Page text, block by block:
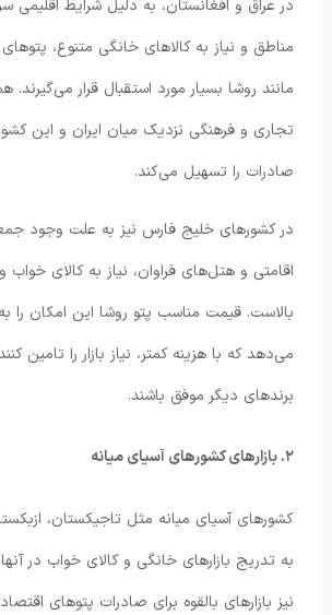
در عراق و افغانستان، به دلیل شرایط اقلیمی
مناطق و نیاز به کالاهای خانگی متنوع،
مانند روشا بسیار مورد استقبال قرار می‌گیرند.
تجاری و فرهنگی نزدیک میان ایران و این
صادرات را تسهیل می‌کند.
در کشورهای خلیج فارس نیز به علت وجود
اقامتی و هتل‌های فراوان، نیاز به کالای خواب
بالاست. قیمت مناسب پتو روشا این امکان را به
می‌دهد که با هزینه کمتر، نیاز بازار را تامین
برندهای دیگر موفق باشند.
۲. بازارهای کشورهای آسیای میانه
کشورهای آسیای میانه مثل تاجیکستان،
به تدریج بازارهای خانگی و کالای خواب در
نیز بازارهای بالقوه برای صادرات پتوهای